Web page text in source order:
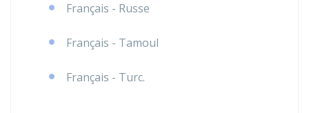
Français - Russe
Français - Tamoul
Français - Turc.